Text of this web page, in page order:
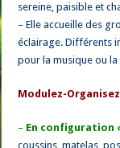
sereine, paisible et
– Elle accueille des
éclairage. Différents
pour la musique ou la
Modulez-
– En configuration
coussins, matelas,